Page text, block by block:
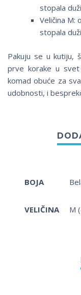
stopala
Veličina M:
stopala
Pakuju se u kutiju,
prve korake u svet
komad obuće za
udobnosti, i
BOJA
VELIČINA M